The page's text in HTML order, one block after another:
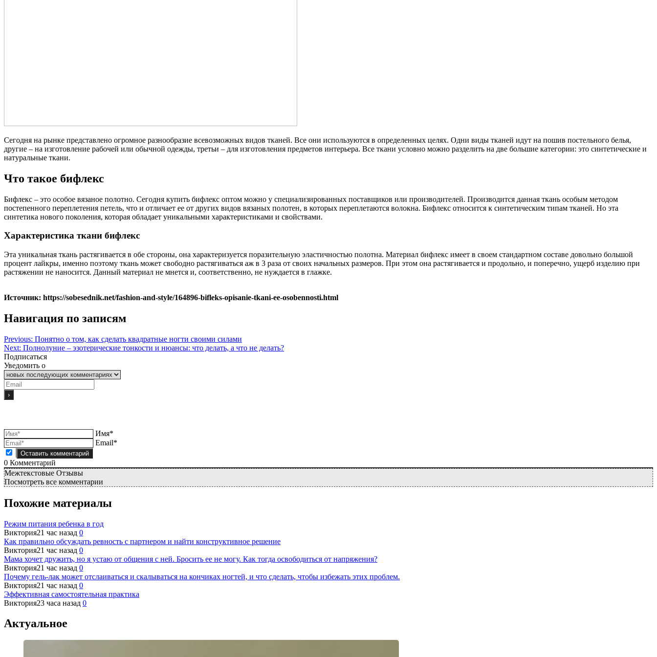
Сегодня на рынке представлено огромное разнообразие всевозможных видов тканей. Все они используются в определенных целях. Одни виды тканей идут на пошив постельного белья,
другие – на изготовление рабочей или обычной одежды, третьи – для изготовления предметов интерьера. Все ткани условно можно разделить на две большие категории: это синтетические и
натуральные ткани.
Что такое бифлекс
Бифлекс – это особое вязаное полотно. Сегодня купить бифлекс оптом можно у специализированных поставщиков или производителей. Производится данная ткань особым методом
постепенного переплетения петель, что и отличает ее от других видов вязаных полотен, в которых переплетаются волокна. Бифлекс относится к синтетическим типам тканей. Но эта
синтетика нового поколения, которая обладает уникальными характеристиками и свойствами.
Характеристика ткани бифлекс
Эта уникальная ткань растягивается в обе стороны, она характеризуется поразительную эластичностью полотна. Материал бифлекс имеет в своем стандартном составе довольно большой
процент лайкры, именно поэтому ткань может свободно растягиваться аж в 3 раза от своих начальных размеров. При этом она растягивается и продольно, и поперечно, ущерб изделию при
растяжении не наносится. Данный материал не мнется и, соответственно, не нуждается в глажке.
Источник: https://sobesednik.net/fashion-and-style/164896-bifleks-opisanie-tkani-ee-osobennosti.html
Навигация по записям
Previous: Понятно о том, как сделать квадратные ногти своими силами
Next: Полнолуние – эзотерические тонкости и нюансы: что делать, а что не делать?
Подписаться
Уведомить о
Имя*
Email*
0 Комментарий
Межтекстовые Отзывы
Посмотреть все комментарии
Похожие материалы
Режим питания ребенка в год
Виктория21 час назад 0
Как правильно обсуждать ревность с партнером и найти конструктивное решение
Виктория21 час назад 0
Мама хочет дружить, но я устаю от общения с ней. Бросить ее не могу. Как тогда освободиться от напряжения?
Виктория21 час назад 0
Почему гель-лак может отслаиваться и скалываться на кончиках ногтей, и что сделать, чтобы избежать этих проблем.
Виктория21 час назад 0
Эффективная самостоятельная практика
Виктория23 часа назад 0
Актуальное